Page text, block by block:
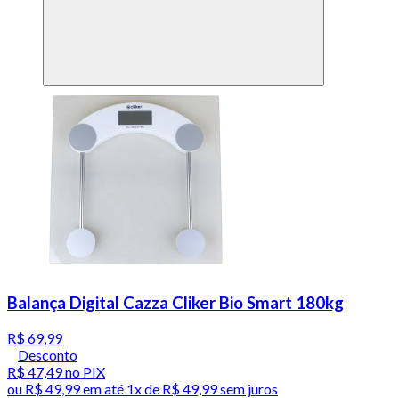
Balança Digital Cazza Cliker Bio Smart 180kg
R$ 69,99
Desconto
R$ 47,49no PIX
ou R$ 49,99em até 1x de R$ 49,99sem juros